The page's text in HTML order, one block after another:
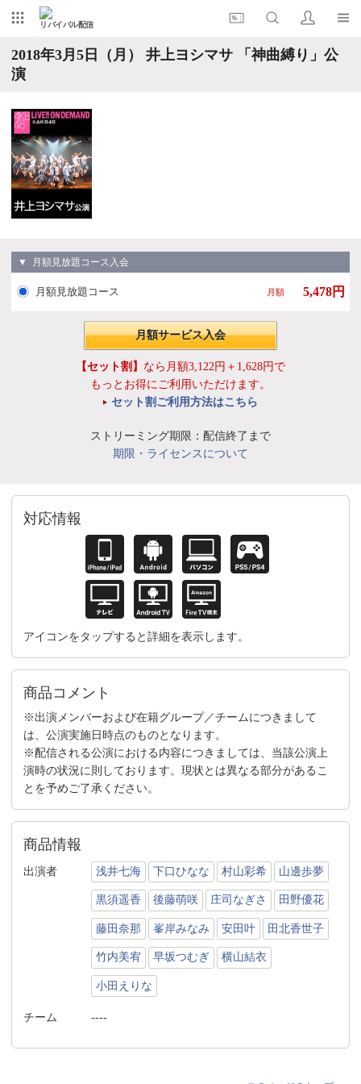
リバイバル配信
2018年3月5日（月） 井上ヨシマサ 「神曲縛り」公
演
▼ 月額見放題コース入会
月額見放題コース 月額 5,478円
月額サービス入会
【セット割】 なら月額3,122円＋1,628円で
もっとお得にご利用いただけます。
セット割ご利用方法はこちら
ストリーミング期限：配信終了まで
期限・ライセンスについて
対応情報
アイコンをタップすると詳細を表示します。
商品コメント
※出演メンバーおよび在籍グループ／チームにつきまして
は、公演実施日時点のものとなります。
※配信される公演における内容につきましては、当該公演上
演時の状況に則しております。現状とは異なる部分があるこ
とを予めご了承ください。
商品情報
出演者 浅井七海 下口ひなな 村山彩希 山邊歩夢
黒須遥香 後藤萌咲 庄司なぎさ 田野優花
藤田奈那 峯岸みなみ 安田叶 田北香世子
竹内美宥 早坂つむぎ 横山結衣
小田えりな
チーム ----